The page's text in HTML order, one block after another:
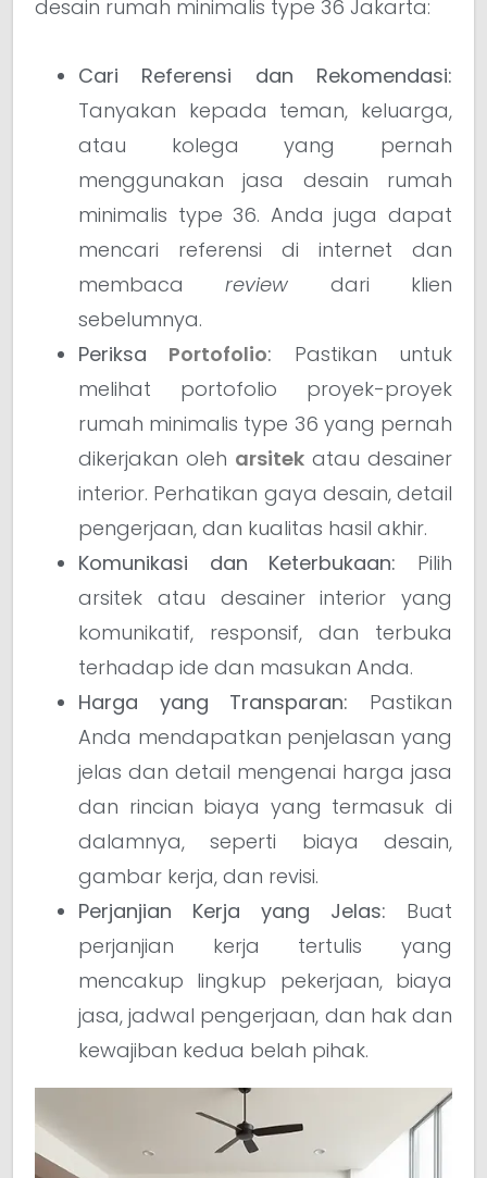
desain rumah minimalis type 36 Jakarta:
Cari Referensi dan Rekomendasi:
Tanyakan kepada teman, keluarga,
atau kolega yang pernah
menggunakan jasa desain rumah
minimalis type 36. Anda juga dapat
mencari referensi di internet dan
membacareview dari klien
sebelumnya.
Periksa Portofolio: Pastikan untuk
melihat portofolio proyek-proyek
rumah minimalis type 36 yang pernah
dikerjakan oleh arsitek atau desainer
interior. Perhatikan gaya desain, detail
pengerjaan, dan kualitas hasil akhir.
Komunikasi dan Keterbukaan: Pilih
arsitek atau desainer interior yang
komunikatif, responsif, dan terbuka
terhadap ide dan masukan Anda.
Harga yang Transparan: Pastikan
Anda mendapatkan penjelasan yang
jelas dan detail mengenai harga jasa
dan rincian biaya yang termasuk di
dalamnya, seperti biaya desain,
gambar kerja, dan revisi.
Perjanjian Kerja yang Jelas: Buat
perjanjian kerja tertulis yang
mencakup lingkup pekerjaan, biaya
jasa, jadwal pengerjaan, dan hak dan
kewajiban kedua belah pihak.